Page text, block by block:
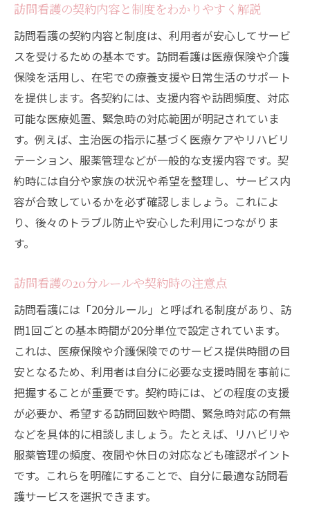
訪問看護の契約内容と制度をわかりやすく解説
訪問看護の契約内容と制度は、利用者が安心してサービ
スを受けるための基本です。訪問看護は医療保険や介護
保険を活用し、在宅での療養支援や日常生活のサポート
を提供します。各契約には、支援内容や訪問頻度、対応
可能な医療処置、緊急時の対応範囲が明記されていま
す。例えば、主治医の指示に基づく医療ケアやリハビリ
テーション、服薬管理などが一般的な支援内容です。契
約時には自分や家族の状況や希望を整理し、サービス内
容が合致しているかを必ず確認しましょう。これによ
り、後々のトラブル防止や安心した利用につながりま
す。
訪問看護の20分ルールや契約時の注意点
訪問看護には「20分ルール」と呼ばれる制度があり、訪
問1回ごとの基本時間が20分単位で設定されています。
これは、医療保険や介護保険でのサービス提供時間の目
安となるため、利用者は自分に必要な支援時間を事前に
把握することが重要です。契約時には、どの程度の支援
が必要か、希望する訪問回数や時間、緊急時対応の有無
などを具体的に相談しましょう。たとえば、リハビリや
服薬管理の頻度、夜間や休日の対応なども確認ポイント
です。これらを明確にすることで、自分に最適な訪問看
護サービスを選択できます。